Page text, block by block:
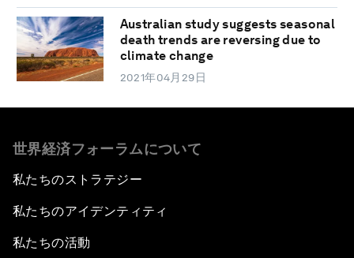
Australian study suggests seasonal
death trends are reversing due to
climate change
2021年04月29日
世界経済フォーラムについて
私たちのストラテジー
私たちのアイデンティティ
私たちの活動